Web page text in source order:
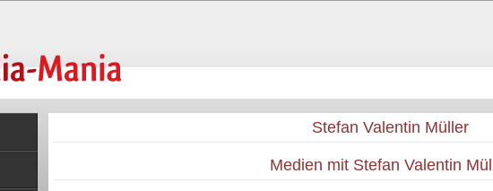
Stefan Valentin Müller
Medien mit Stefan Valentin